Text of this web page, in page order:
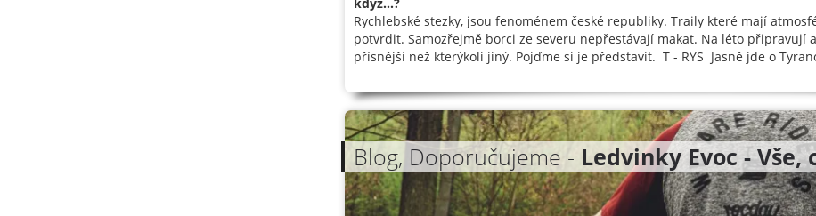
Rychlebské stezky, jsou fenoménem české republiky. Traily které mají
potvrdit. Samozřejmě borci ze severu nepřestávají makat. Na léto připravují
přísnější než kterýkoli jiný. Pojďme si je představit. T - RYS Jasně jde o
Blog, Doporučujeme - Ledvinky Evoc -